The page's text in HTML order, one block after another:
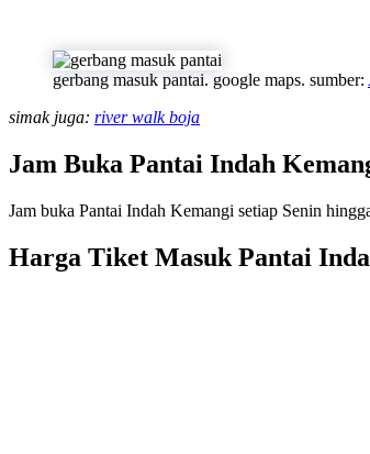
gerbang masuk pantai. google maps. sumber:
simak juga: river walk boja
Jam Buka Pantai Indah
Jam buka Pantai Indah Kemangi setiap Senin
Harga Tiket Masuk Pantai